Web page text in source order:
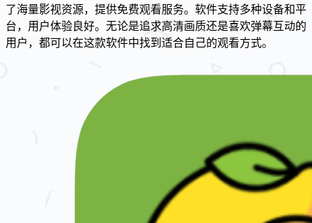
了海量影视资源，提供免费观看服务。软件支持多种设备和平
台，用户体验良好。无论是追求高清画质还是喜欢弹幕互动的
用户，都可以在这款软件中找到适合自己的观看方式。